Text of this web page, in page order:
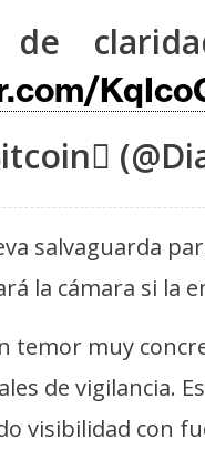
salvaguarda
la cámara si la
temor muy
de vigilancia.
visibilidad con